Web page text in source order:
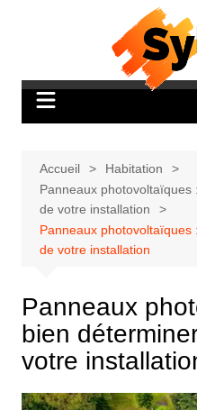
Accueil
Habitation
Panneaux photovoltaïques
de votre installation
Panneaux photovoltaïques
de votre installation
Panneaux
bien
votre